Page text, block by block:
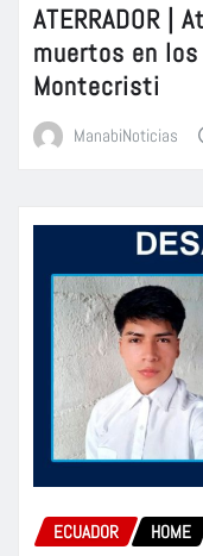
ATERRADOR |
muertos en
Montecristi
ManabiNoticias
ECUADOR HOME